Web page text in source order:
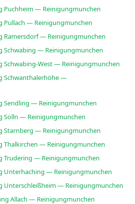
Puchheim — Reinigungmunchen
Pullach — Reinigungmunchen
Ramersdorf — Reinigungmunchen
Schwabing — Reinigungmunchen
Schwabing-West — Reinigungmunchen
Schwanthalerhöhe —
Sendling — Reinigungmunchen
Solln — Reinigungmunchen
Starnberg — Reinigungmunchen
Thalkirchen — Reinigungmunchen
Trudering — Reinigungmunchen
Unterhaching — Reinigungmunchen
Unterschleißheim — Reinigungmunchen
Allach — Reinigungmunchen